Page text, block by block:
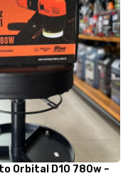
Orbital D10 780w –